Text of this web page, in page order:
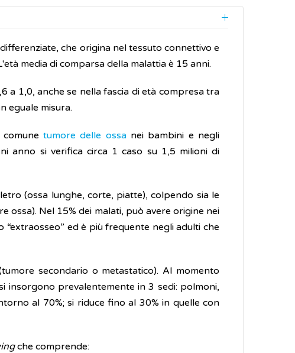
che origina nel tessuto connettivo e
media di comparsa della malattia è 15 anni.
a 1,0, anche se nella fascia di età compresa tra
eguale misura.
tumore delle ossanei bambini e negli
anno si verifica circa 1 caso su 1,5 milioni di
(ossa lunghe, corte, piatte), colpendo sia le
ossa). Nel 15% dei malati, può avere origine nei
ed è più frequente negli adulti che
secondario o metastatico). Al momento
insorgono prevalentemente in 3 sedi: polmoni,
al 70%; si riduce fino al 30% in quelle con
che comprende: